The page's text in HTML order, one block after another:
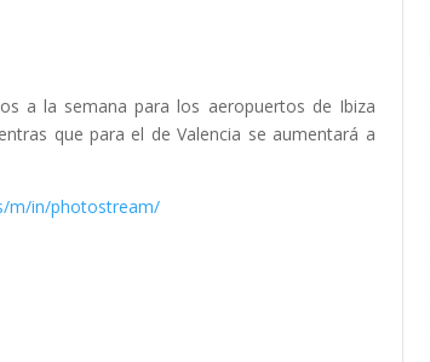
a la semana para los aeropuertos de Ibiza
que para el de Valencia se aumentará a
m/in/photostream/